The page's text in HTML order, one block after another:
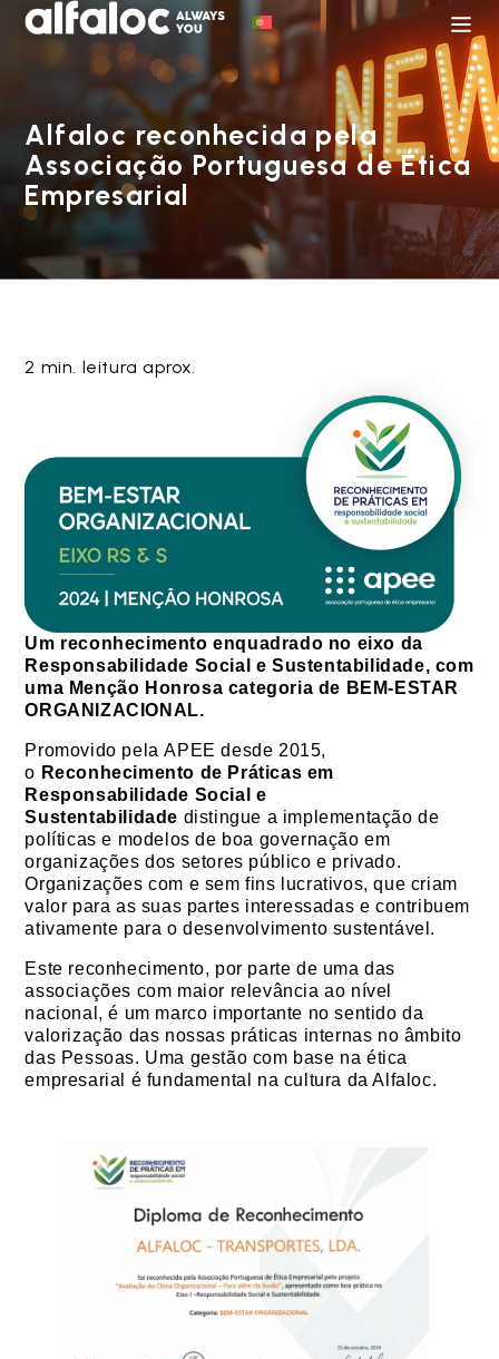
Alfaloc reconhecida pela
Associação Portuguesa de Ética
Empresarial
2 min. leitura aprox.
Um reconhecimento enquadrado no eixo da
Responsabilidade Social e Sustentabilidade, com
uma Menção Honrosa categoria de BEM-ESTAR
ORGANIZACIONAL.
Promovido pela APEE desde 2015,
o Reconhecimento de Práticas em
Responsabilidade Social e
Sustentabilidade distingue a implementação de
políticas e modelos de boa governação em
organizações dos setores público e privado.
Organizações com e sem fins lucrativos, que criam
valor para as suas partes interessadas e contribuem
ativamente para o desenvolvimento sustentável.
Este reconhecimento, por parte de uma das
associações com maior relevância ao nível
nacional, é um marco importante no sentido da
valorização das nossas práticas internas no âmbito
das Pessoas. Uma gestão com base na ética
empresarial é fundamental na cultura da Alfaloc.